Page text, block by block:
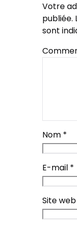
Votre
publiée.
sont
Nom *
E-mail *
Site web